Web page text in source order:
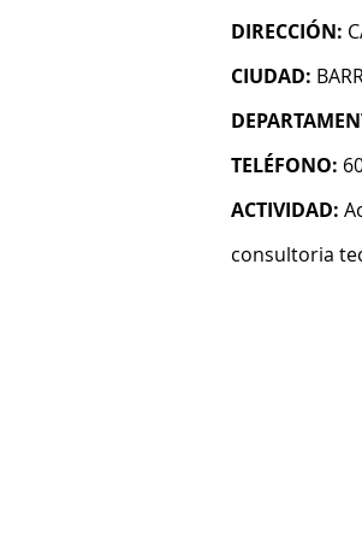
DIRECCIÓN:
CIUDAD:
TELÉFONO:
ACTIVIDAD:
consultoria